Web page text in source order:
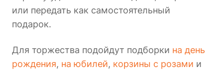
или передать как самостоятельный
подарок.
Для торжества подойдут подборки на день
рождения, на юбилей, корзины с розами и